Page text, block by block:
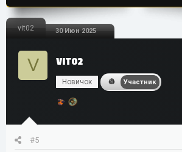
vit02 30 Июн 2025
V VIT02
Новичок Участник
#5